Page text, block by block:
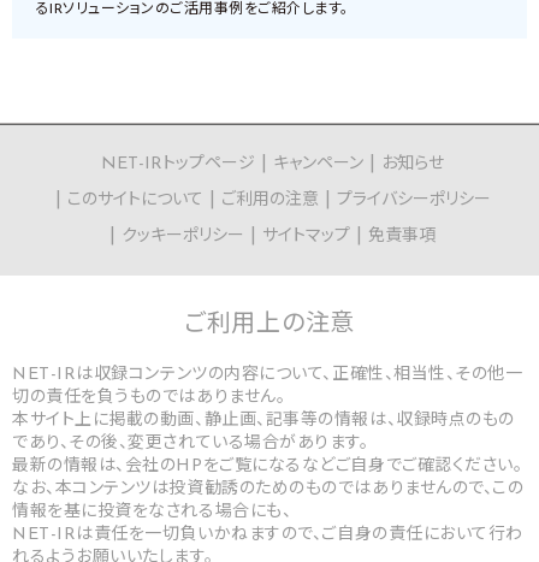
るIRソリューションのご活用事例をご紹介します。
NET-IRトップページ キャンペーン
お知らせ
このサイトについて
ご利用の注意
プライバシーポリシー
クッキーポリシー
サイトマップ 免責事項
ご利用上の注意
NET-IRは収録コンテンツの内容について、正確性、相当性、その他一
切の責任を負うものではありません。
本サイト上に掲載の動画、静止画、記事等の情報は、収録時点のもの
であり、その後、変更されている場合があります。
最新の情報は、会社のHPをご覧になるなどご自身でご確認ください。
なお、本コンテンツは投資勧誘のためのものではありませんので、この
情報を基に投資をなされる場合にも、
NET-IRは責任を一切負いかねますので、ご自身の責任において行わ
れるようお願いいたします。